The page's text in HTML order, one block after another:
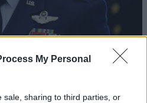
My Personal
sale, sharing to third parties, or